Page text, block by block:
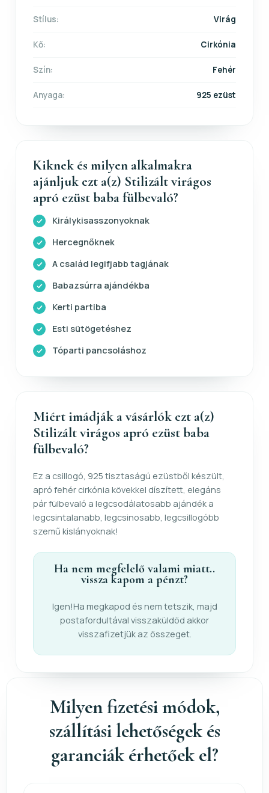
Stílus: Virág
Kő: Cirkónia
Szín: Fehér
Anyaga: 925 ezüst
Kiknek és milyen alkalmakra
ajánljuk ezt a(z) Stilizált virágos
apró ezüst baba fülbevaló?
Királykisasszonyoknak
Hercegnőknek
A család legifjabb tagjának
Babazsúrra ajándékba
Kerti partiba
Esti sütögetéshez
Tóparti pancsoláshoz
Miért imádják a vásárlók ezt a(z)
Stilizált virágos apró ezüst baba
fülbevaló?
Ez a csillogó, 925 tisztaságú ezüstből készült,
apró fehér cirkónia kövekkel díszített, elegáns
pár fülbevaló a legcsodálatosabb ajándék a
legcsintalanabb, legcsinosabb, legcsillogóbb
szemű kislányoknak!
Ha nem megfelelő valami miatt..
vissza kapom a pénzt?
Igen!Ha megkapod és nem tetszik, majd
postafordultával visszaküldöd akkor
visszafizetjük az összeget.
Milyen fizetési módok,
szállítási lehetőségek és
garanciák érhetőek el?